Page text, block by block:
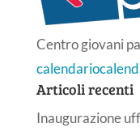
Centro giovani
calendario
Articoli recenti
Inaugurazione